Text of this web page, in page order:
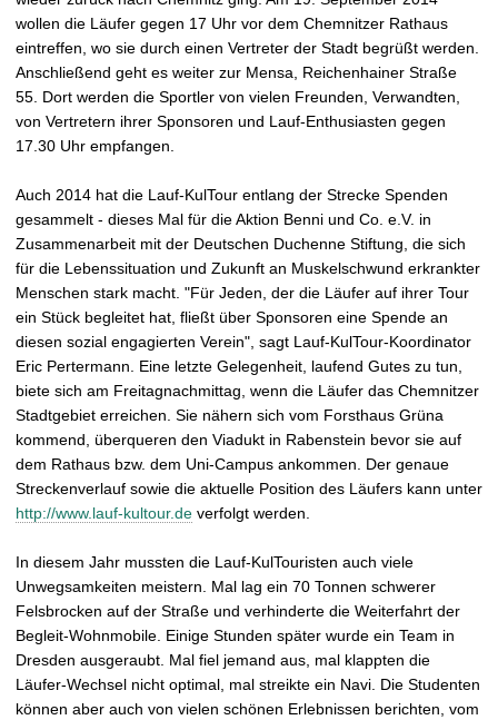
wollen die Läufer gegen 17 Uhr vor dem Chemnitzer Rathaus
eintreffen, wo sie durch einen Vertreter der Stadt begrüßt werden.
Anschließend geht es weiter zur Mensa, Reichenhainer Straße
55. Dort werden die Sportler von vielen Freunden, Verwandten,
von Vertretern ihrer Sponsoren und Lauf-Enthusiasten gegen
17.30 Uhr empfangen.
Auch 2014 hat die Lauf-KulTour entlang der Strecke Spenden
gesammelt - dieses Mal für die Aktion Benni und Co. e.V. in
Zusammenarbeit mit der Deutschen Duchenne Stiftung, die sich
für die Lebenssituation und Zukunft an Muskelschwund erkrankter
Menschen stark macht. "Für Jeden, der die Läufer auf ihrer Tour
ein Stück begleitet hat, fließt über Sponsoren eine Spende an
diesen sozial engagierten Verein", sagt Lauf-KulTour-Koordinator
Eric Pertermann. Eine letzte Gelegenheit, laufend Gutes zu tun,
biete sich am Freitagnachmittag, wenn die Läufer das Chemnitzer
Stadtgebiet erreichen. Sie nähern sich vom Forsthaus Grüna
kommend, überqueren den Viadukt in Rabenstein bevor sie auf
dem Rathaus bzw. dem Uni-Campus ankommen. Der genaue
Streckenverlauf sowie die aktuelle Position des Läufers kann unter
http://www.lauf-kultour.de verfolgt werden.
In diesem Jahr mussten die Lauf-KulTouristen auch viele
Unwegsamkeiten meistern. Mal lag ein 70 Tonnen schwerer
Felsbrocken auf der Straße und verhinderte die Weiterfahrt der
Begleit-Wohnmobile. Einige Stunden später wurde ein Team in
Dresden ausgeraubt. Mal fiel jemand aus, mal klappten die
Läufer-Wechsel nicht optimal, mal streikte ein Navi. Die Studenten
können aber auch von vielen schönen Erlebnissen berichten, vom